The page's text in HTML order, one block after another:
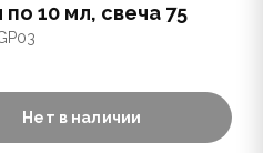
10 мл, свеча 75
Нет в наличии